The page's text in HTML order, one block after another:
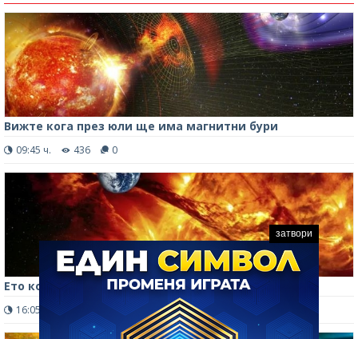
Вижте кога през юли ще има магнитни бури
09:45 ч. 436 0
Ето кога през юни ще има магнитни бури
16:05 ч. 739 0
затвори